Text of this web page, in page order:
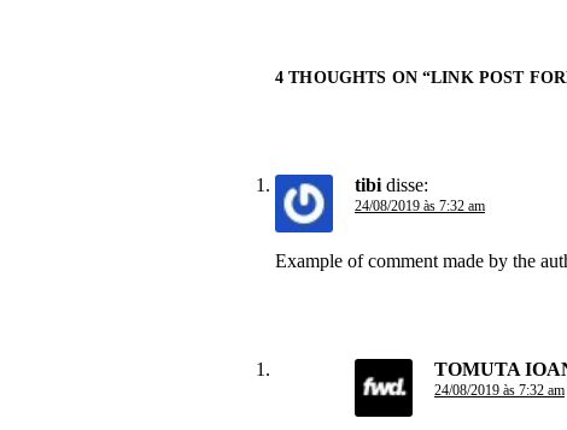
4 THOUGHTS ON “LINK POST
tibi disse:
24/08/2019 às 7:32 am
Example of comment made by the
TOMUTA
24/08/2019 às 7:32 am